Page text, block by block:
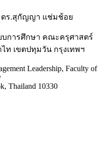
ดร.สุกัญญา แช่มช้อย
บการศึกษา คณะครุศาสตร์
เขตปทุมวัน กรุงเทพฯ
Leadership, Faculty of
Thailand 10330